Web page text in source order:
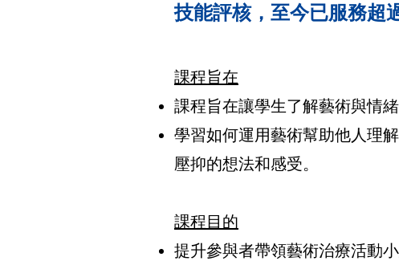
技能評核，至今已服務超
​課程旨在
課程旨在讓學生了解藝術與情
學習如何運用藝術幫助他人理
壓抑的想法和感受。
課程目的
提升參與者帶領藝術治療活動